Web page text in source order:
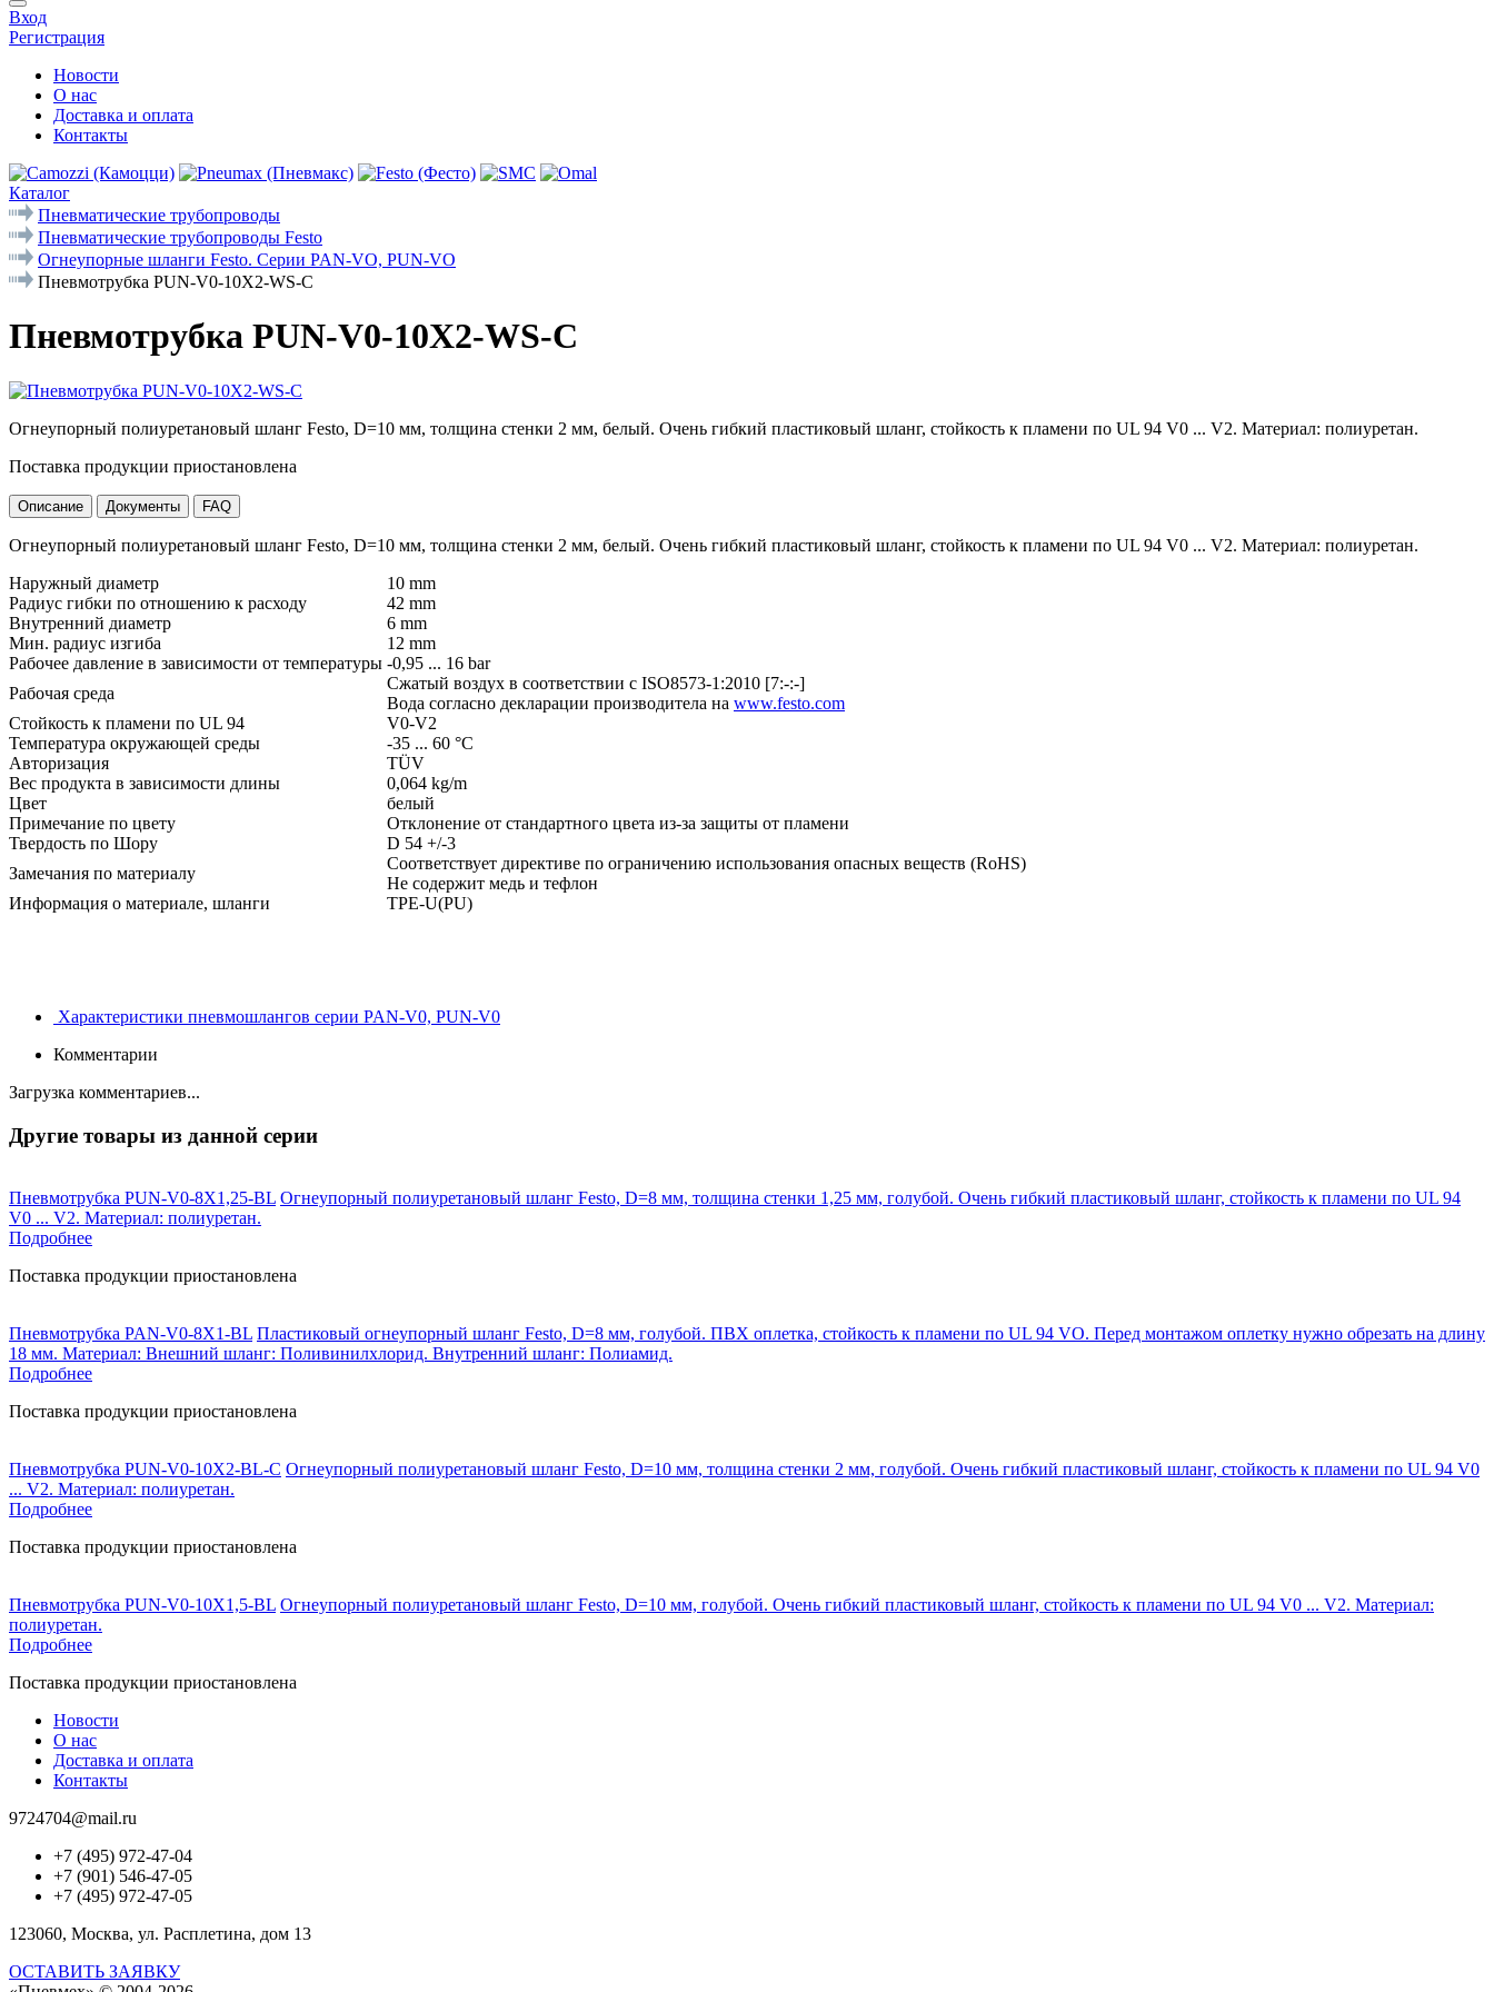
Вход
Регистрация
Новости
О нас
Доставка и оплата
Контакты
Каталог
Пневматические трубопроводы
Пневматические трубопроводы Festo
Огнеупорные шланги Festo. Серии PAN-VO, PUN-VO
Пневмотрубка PUN-V0-10X2-WS-C
Пневмотрубка PUN-V0-10X2-WS-C
Огнеупорный полиуретановый шланг Festo, D=10 мм, толщина стенки 2 мм, белый. Очень гибкий пластиковый шланг, стойкость к пламени по UL 94 V0 ... V2. Материал: полиуретан.
Поставка продукции приостановлена
Описание Документы FAQ
Огнеупорный полиуретановый шланг Festo, D=10 мм, толщина стенки 2 мм, белый. Очень гибкий пластиковый шланг, стойкость к пламени по UL 94 V0 ... V2. Материал: полиуретан.
Наружный диаметр
10 mm
Радиус гибки по отношению к расходу
42 mm
Внутренний диаметр
6 mm
Мин. радиус изгиба
12 mm
Рабочее давление в зависимости от температуры -0,95 ... 16 bar
Рабочая среда
Сжатый воздух в соответствии с ISO8573-1:2010 [7:-:-]
Вода согласно декларации производитела на www.festo.com
Стойкость к пламени по UL 94
V0-V2
Температура окружающей среды
-35 ... 60 °C
Авторизация
TÜV
Вес продукта в зависимости длины
0,064 kg/m
Цвет
белый
Примечание по цвету
Отклонение от стандартного цвета из-за защиты от пламени
Твердость по Шору
D 54 +/-3
Замечания по материалу
Соответствует директиве по ограничению использования опасных веществ (RoHS)
Не содержит медь и тефлон
Информация о материале, шланги
TPE-U(PU)
Характеристики пневмошлангов серии PAN-V0, PUN-V0
Комментарии
Загрузка комментариев...
Другие товары из данной серии
Пневмотрубка PUN-V0-8X1,25-BL Огнеупорный полиуретановый шланг Festo, D=8 мм, толщина стенки 1,25 мм, голубой. Очень гибкий пластиковый шланг, стойкость к пламени по UL 94
V0 ... V2. Материал: полиуретан.
Подробнее
Поставка продукции приостановлена
Пневмотрубка PAN-V0-8X1-BL Пластиковый огнеупорный шланг Festo, D=8 мм, голубой. ПВХ оплетка, стойкость к пламени по UL 94 VO. Перед монтажом оплетку нужно обрезать на длину
18 мм. Материал: Внешний шланг: Поливинилхлорид. Внутренний шланг: Полиамид.
Подробнее
Поставка продукции приостановлена
Пневмотрубка PUN-V0-10X2-BL-C Огнеупорный полиуретановый шланг Festo, D=10 мм, толщина стенки 2 мм, голубой. Очень гибкий пластиковый шланг, стойкость к пламени по UL 94 V0
... V2. Материал: полиуретан.
Подробнее
Поставка продукции приостановлена
Пневмотрубка PUN-V0-10X1,5-BL Огнеупорный полиуретановый шланг Festo, D=10 мм, голубой. Очень гибкий пластиковый шланг, стойкость к пламени по UL 94 V0 ... V2. Материал:
полиуретан.
Подробнее
Поставка продукции приостановлена
Новости
О нас
Доставка и оплата
Контакты
9724704@mail.ru
+7 (495) 972-47-04
+7 (901) 546-47-05
+7 (495) 972-47-05
123060, Москва, ул. Расплетина, дом 13
ОСТАВИТЬ ЗАЯВКУ